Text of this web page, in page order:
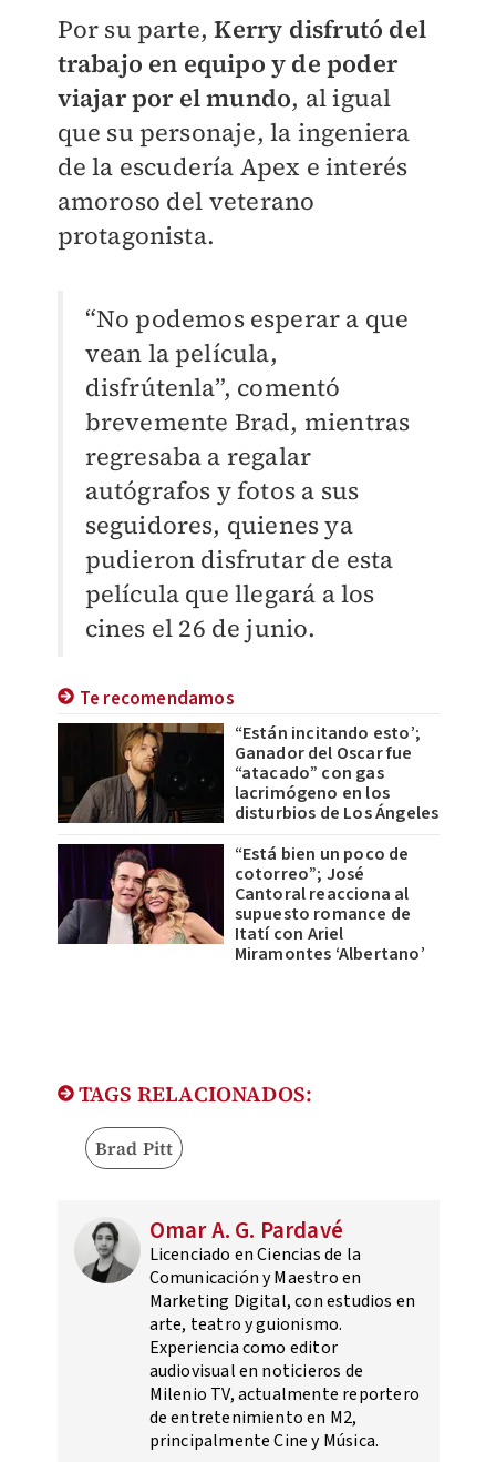
Por su parte,Kerry disfrutó del
trabajo en equipo y de poder
viajar por el mundo, al igual
que su personaje, la ingeniera
de la escudería Apex e interés
amoroso del veterano
protagonista.
“No podemos esperar a que
vean la película,
disfrútenla”, comentó
brevemente Brad, mientras
regresaba a regalar
autógrafos y fotos a sus
seguidores, quienes ya
pudieron disfrutar de esta
película que llegará a los
cines el 26 de junio.
Te recomendamos
“Están incitando esto’;
Ganador del Oscar fue
“atacado” con gas
lacrimógeno en los
disturbios de Los Ángeles
“Está bien un poco de
cotorreo”; José
Cantoral reacciona al
supuesto romance de
Itatí con Ariel
Miramontes ‘Albertano’
TAGS RELACIONADOS:
Brad Pitt
Omar A. G. Pardavé
Licenciado en Ciencias de la
Comunicación y Maestro en
Marketing Digital, con estudios en
arte, teatro y guionismo.
Experiencia como editor
audiovisual en noticieros de
Milenio TV, actualmente reportero
de entretenimiento en M2,
principalmente Cine y Música.